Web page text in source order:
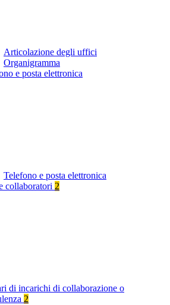
Articolazione degli uffici
Organigramma
e posta elettronica
Telefono e posta elettronica
collaboratori 2
di incarichi di collaborazione o
2